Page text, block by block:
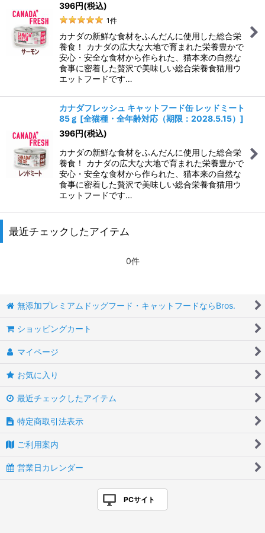
396円(税込)
1件
カナダの新鮮な食材をふんだんに使用した総合栄
養食！ カナダの広大な大地で育まれた栄養豊かで
安心・安全な食材から作られた、猫本来の自然な
食事に密着した贅沢で美味しい総合栄養食猫用ウ
エットフードです…
カナダフレッシュ キャットフード缶 レッドミート
85ｇ [全猫種・全年齢対応（期限：2028.5.15） ]
396円(税込)
カナダの新鮮な食材をふんだんに使用した総合栄
養食！ カナダの広大な大地で育まれた栄養豊かで
安心・安全な食材から作られた、猫本来の自然な
食事に密着した贅沢で美味しい総合栄養食猫用ウ
エットフードです…
最近チェックしたアイテム
0件
無添加プレミアムドッグフード・キャットフードならBros.
ショッピングカート
マイページ
お気に入り
最近チェックしたアイテム
特定商取引法表示
ご利用案内
営業日カレンダー
PCサイト